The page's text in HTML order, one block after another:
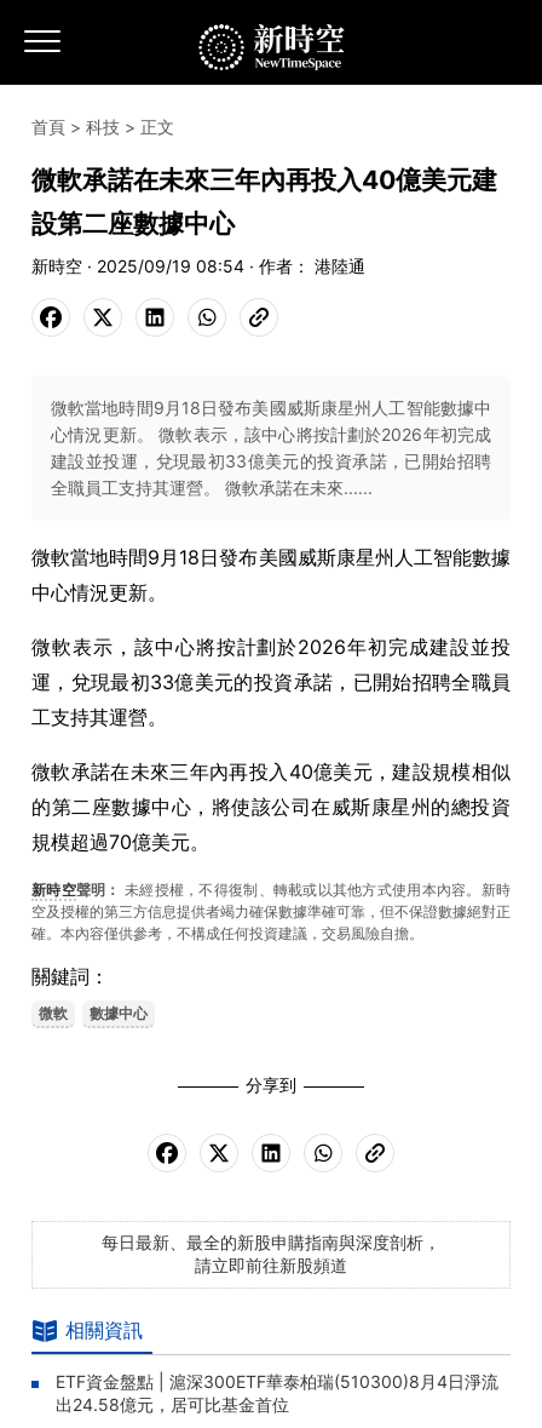
首頁 > 科技 > 正文
微軟承諾在未來三年內再投入40億美元建
設第二座數據中心
新時空 · 2025/09/19 08:54 · 作者： 港陸通
微軟當地時間9月18日發布美國威斯康星州人工智能數據中
心情況更新。 微軟表示，該中心將按計劃於2026年初完成
建設並投運，兌現最初33億美元的投資承諾，已開始招聘
全職員工支持其運營。 微軟承諾在未來......
微軟當地時間9月18日發布美國威斯康星州人工智能數據
中心情況更新。
微軟表示，該中心將按計劃於2026年初完成建設並投
運，兌現最初33億美元的投資承諾，已開始招聘全職員
工支持其運營。
微軟承諾在未來三年內再投入40億美元，建設規模相似
的第二座數據中心，將使該公司在威斯康星州的總投資
規模超過70億美元。
新時空聲明： 未經授權，不得復制、轉載或以其他方式使用本內容。新時
空及授權的第三方信息提供者竭力確保數據準確可靠，但不保證數據絕對正
確。本內容僅供參考，不構成任何投資建議，交易風險自擔。
關鍵詞：
微軟 數據中心
分享到
每日最新、最全的新股申購指南與深度剖析，
請立即前往新股頻道
相關資訊
ETF資金盤點 | 滬深300ETF華泰柏瑞(510300)8月4日淨流
出24.58億元，居可比基金首位